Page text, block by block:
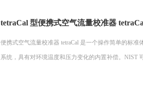
tetraCal 型便携式空气流量校准器
便携式空气流量校准器 tetraCal 是一个操作简单的标
系统，具有对环境温度和压力变化的内置补偿。NIST